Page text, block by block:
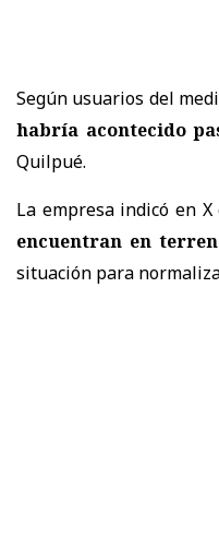
Según usuarios del
habría acontecido
Quilpué.
La empresa indicó en X
encuentran en
situación para